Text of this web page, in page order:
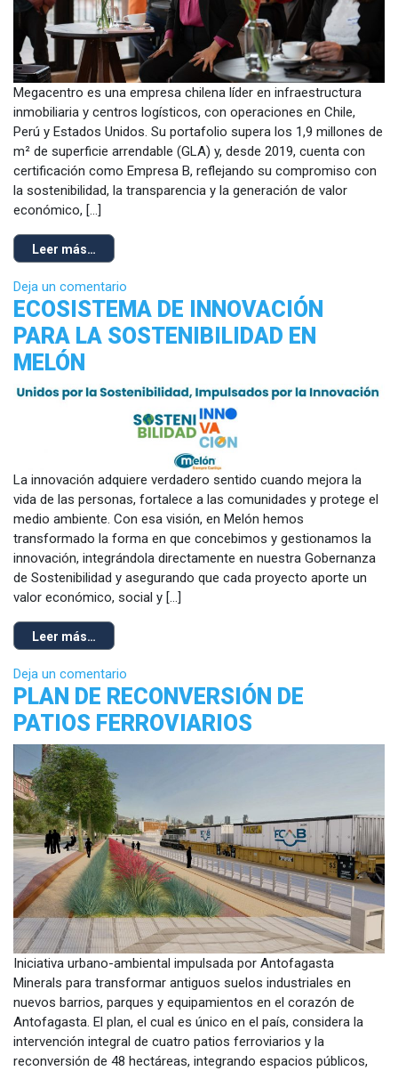
Megacentro es una empresa chilena líder en infraestructura
inmobiliaria y centros logísticos, con operaciones en Chile,
Perú y Estados Unidos. Su portafolio supera los 1,9 millones de
m² de superficie arrendable (GLA) y, desde 2019, cuenta con
certificación como Empresa B, reflejando su compromiso con
la sostenibilidad, la transparencia y la generación de valor
económico, […]
Leer más…
Deja un comentario
ECOSISTEMA DE INNOVACIÓN
PARA LA SOSTENIBILIDAD EN
MELÓN
La innovación adquiere verdadero sentido cuando mejora la
vida de las personas, fortalece a las comunidades y protege el
medio ambiente. Con esa visión, en Melón hemos
transformado la forma en que concebimos y gestionamos la
innovación, integrándola directamente en nuestra Gobernanza
de Sostenibilidad y asegurando que cada proyecto aporte un
valor económico, social y […]
Leer más…
Deja un comentario
PLAN DE RECONVERSIÓN DE
PATIOS FERROVIARIOS
Iniciativa urbano-ambiental impulsada por Antofagasta
Minerals para transformar antiguos suelos industriales en
nuevos barrios, parques y equipamientos en el corazón de
Antofagasta. El plan, el cual es único en el país, considera la
intervención integral de cuatro patios ferroviarios y la
reconversión de 48 hectáreas, integrando espacios públicos,